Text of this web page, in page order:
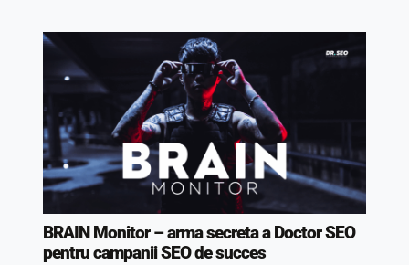
BRAIN Monitor – arma secreta a Doctor SEO
pentru campanii SEO de succes